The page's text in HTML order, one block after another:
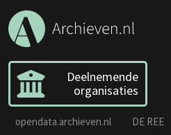
Deelnemende
organisaties
opendata.archieven.nl DE REE